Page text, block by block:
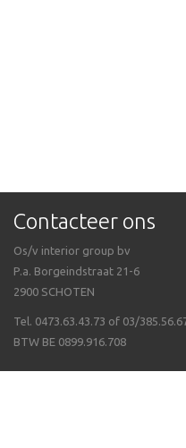
Contacteer ons
Os/v interior group bv
P.a. Borgeindstraat 21-6
2900 SCHOTEN
Tel. 0473.63.43.73 of 03/
BTW BE 0899.916.708